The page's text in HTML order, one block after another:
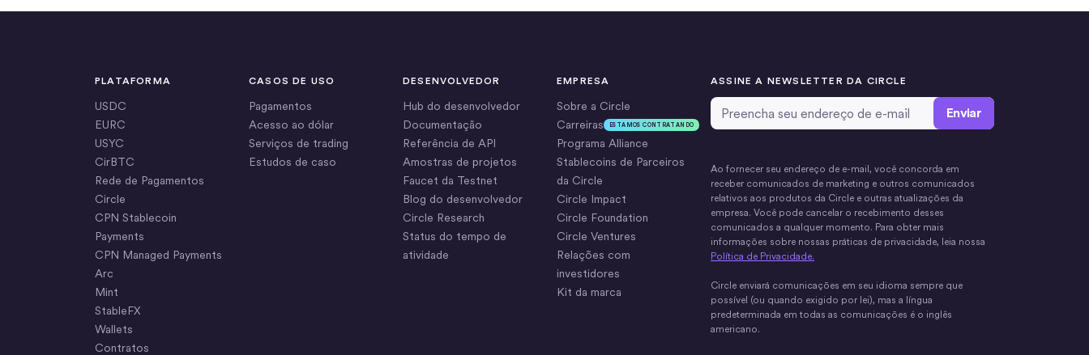
PLATAFORMA
USDC
EURC
USYC
CirBTC
Rede de Pagamentos
Circle
CPN Stablecoin
Payments
CPN Managed Payments
Arc
Mint
StableFX
Wallets
Contratos
CASOS DE USO
Pagamentos
Acesso ao dólar
Serviços de trading
Estudos de caso
DESENVOLVEDOR
Hub do desenvolvedor
Documentação
Referência de API
Amostras de projetos
Faucet da Testnet
Blog do desenvolvedor
Circle Research
Status do tempo de
atividade
EMPRESA
Sobre a Circle
Carreiras
ESTAMOS CONTRATANDO
Programa Alliance
Stablecoins de Parceiros
da Circle
Circle Impact
Circle Foundation
Circle Ventures
Relações com
investidores
Kit da marca
ASSINE A NEWSLETTER DA CIRCLE
Email Address
Ao fornecer seu endereço de e-mail, você concorda em
receber comunicados de marketing e outros comunicados
relativos aos produtos da Circle e outras atualizações da
empresa. Você pode cancelar o recebimento desses
comunicados a qualquer momento. Para obter mais
informações sobre nossas práticas de privacidade, leia nossa
Política de Privacidade.
Circle enviará comunicações em seu idioma sempre que
possível (ou quando exigido por lei), mas a língua
predeterminada em todas as comunicações é o inglês
americano.